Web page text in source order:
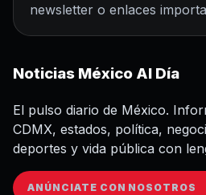
newsletter o enlaces
Noticias México Al Día
El pulso diario de México.
CDMX, estados, política,
deportes y vida pública con
ANÚNCIATE CON NOSOTROS